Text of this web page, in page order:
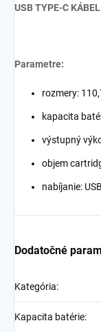
USB TYPE-C
Parametre:
rozmery:
kapacita
výstupný
objem
nabíjanie:
Dodatočné
Kategória:
Kapacita batérie: